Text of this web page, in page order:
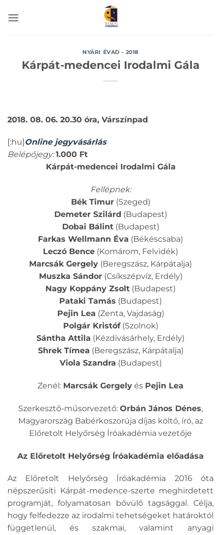
NYÁRI ÉVAD - 2018
Kárpát-medencei Irodalmi Gála
2018. 08. 06. 20.30 óra, Várszínpad
[:hu] Online jegyvásárlás
Belépőjegy:1.000 Ft
Kárpát-medencei Irodalmi Gála
Fellépnek:
Bék Timur(Szeged)
Demeter Szilárd (Budapest)
Dobai Bálint(Budapest)
Farkas Wellmann Éva (Békéscsaba)
Leczó Bence (Komárom, Felvidék)
Marcsák Gergely (Beregszász, Kárpátalja)
Muszka Sándor(Csíkszépvíz, Erdély)
Nagy Koppány Zsolt (Budapest)
Pataki Tamás (Budapest)
Pejin Lea (Zenta, Vajdaság)
Polgár Kristóf(Szolnok)
Sántha Attila (Kézdivásárhely, Erdély)
Shrek Tímea (Beregszász, Kárpátalja)
Viola Szandra (Budapest)
Zenél: Marcsák Gergely és Pejin Lea
Szerkesztő-műsorvezető: Orbán János Dénes,
Magyarország Babérkoszorúja díjas költő, író, az
Előretolt Helyőrség Íróakadémia vezetője
Az Előretolt Helyőrség Íróakadémia előadása
Az Előretolt Helyőrség Íróakadémia 2016 óta
népszerűsíti Kárpát-medence-szerte meghirdetett
programját, folyamatosan bővülő tagsággal. Célja,
hogy felfedezze az irodalmi tehetségeket határoktól
függetlenül, és szakmai, valamint anyagi